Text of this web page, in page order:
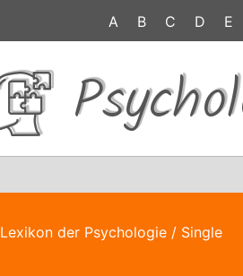
A B C D E
Lexikon der Psychologie / Single